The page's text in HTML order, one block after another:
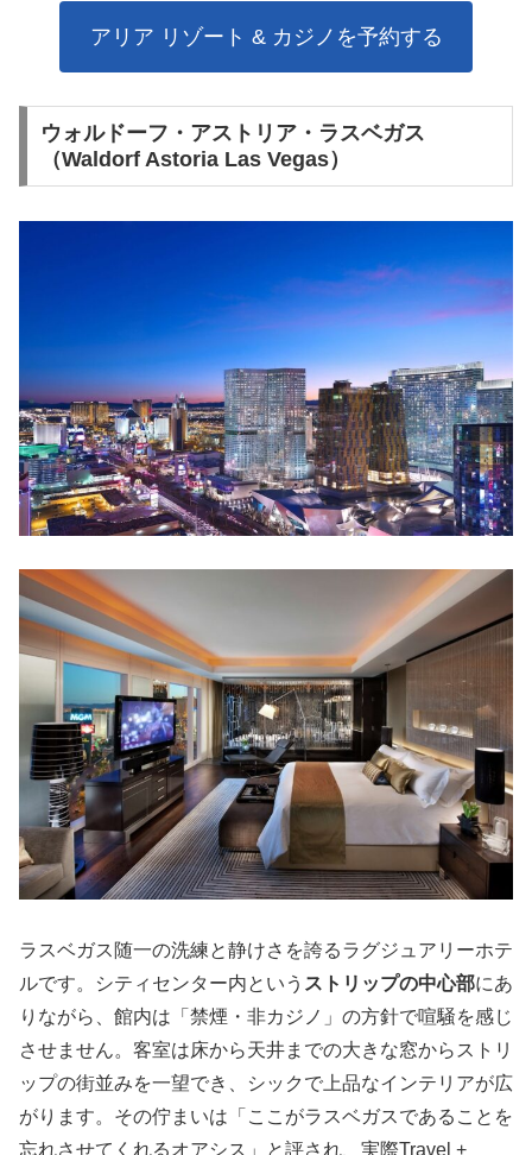
アリア リゾート & カジノを予約する
ウォルドーフ・アストリア・ラスベガス
（Waldorf Astoria Las Vegas）
ラスベガス随一の洗練と静けさを誇るラグジュアリーホテ
ルです。シティセンター内という ストリップの中心部にあ
りながら、館内は「禁煙・非カジノ」の方針で喧騒を感じ
させません。客室は床から天井までの大きな窓からストリ
ップの街並みを一望でき、シックで上品なインテリアが広
がります。その佇まいは「ここがラスベガスであることを
忘れさせてくれるオアシス」と評され、実際Travel +